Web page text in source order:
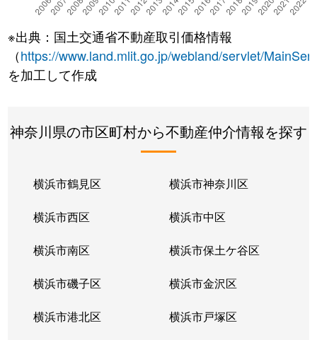
※出典：国土交通省不動産取引価格情報
（https://www.land.mlit.go.jp/webland/servlet/
を加工して作成
神奈川県の市区町村から不動産仲介情報を探す
横浜市鶴見区 横浜市神奈川区
横浜市西区 横浜市中区
横浜市南区 横浜市保土ケ谷区
横浜市磯子区 横浜市金沢区
横浜市港北区 横浜市戸塚区